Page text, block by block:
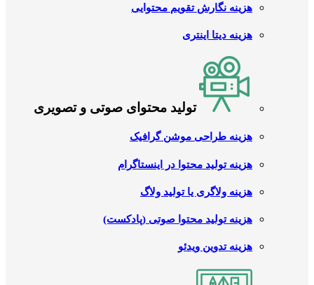
هزینه نگارش تقویم محتوایی
هزینه دیتا اینتری
تولید محتوای صوتی و تصویری
هزینه طراحی موشن گرافیک
هزینه تولید محتوا در اینستاگرام
هزینه ولاگری یا تولید ولاگ
هزینه تولید محتوا صوتی (پادکست)
هزینه تدوین ویدئو